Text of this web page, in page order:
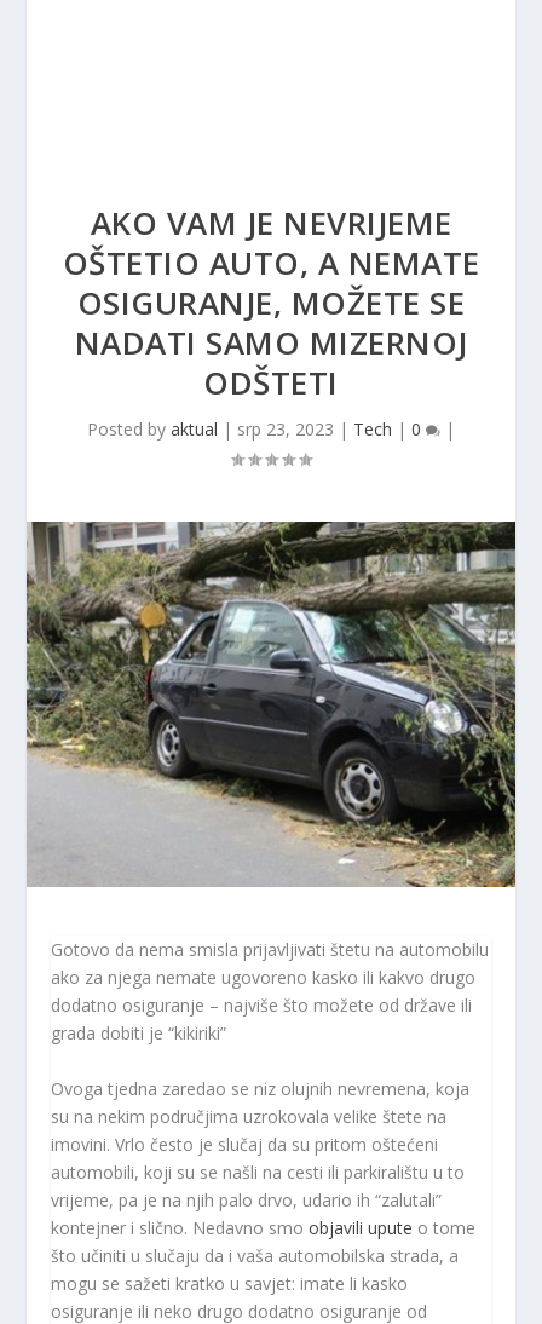
AKO VAM JE NEVRIJEME
OŠTETIO AUTO, A NEMATE
OSIGURANJE, MOŽETE SE
NADATI SAMO MIZERNOJ
ODŠTETI
Posted by aktual | srp 23, 2023 | Tech | 0 |
Gotovo da nema smisla prijavljivati ​​štetu na automobilu
ako za njega nemate ugovoreno kasko ili kakvo drugo
dodatno osiguranje – najviše što možete od države ili
grada dobiti je “kikiriki”
Ovoga tjedna zaredao se niz olujnih nevremena, koja
su na nekim područjima uzrokovala velike štete na
imovini. Vrlo često je slučaj da su pritom oštećeni
automobili, koji su se našli na cesti ili parkiralištu u to
vrijeme, pa je na njih palo drvo, udario ih “zalutali”
kontejner i slično. Nedavno smoobjavili upute o tome
što učiniti u slučaju da i vaša automobilska strada, a
mogu se sažeti kratko u savjet: imate li kasko
osiguranje ili neko drugo dodatno osiguranje od